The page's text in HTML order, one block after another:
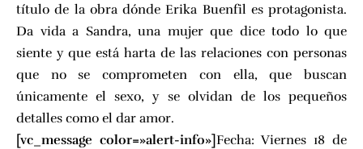
título de la obra dónde Erika Buenfil es protagonista.
Da vida a Sandra, una mujer que dice todo lo que
siente y que está harta de las relaciones con personas
que no se comprometen con ella, que buscan
únicamente el sexo, y se olvidan de los pequeños
detalles como el dar amor.
[vc_message color=»alert-info»]Fecha: Viernes 18 de